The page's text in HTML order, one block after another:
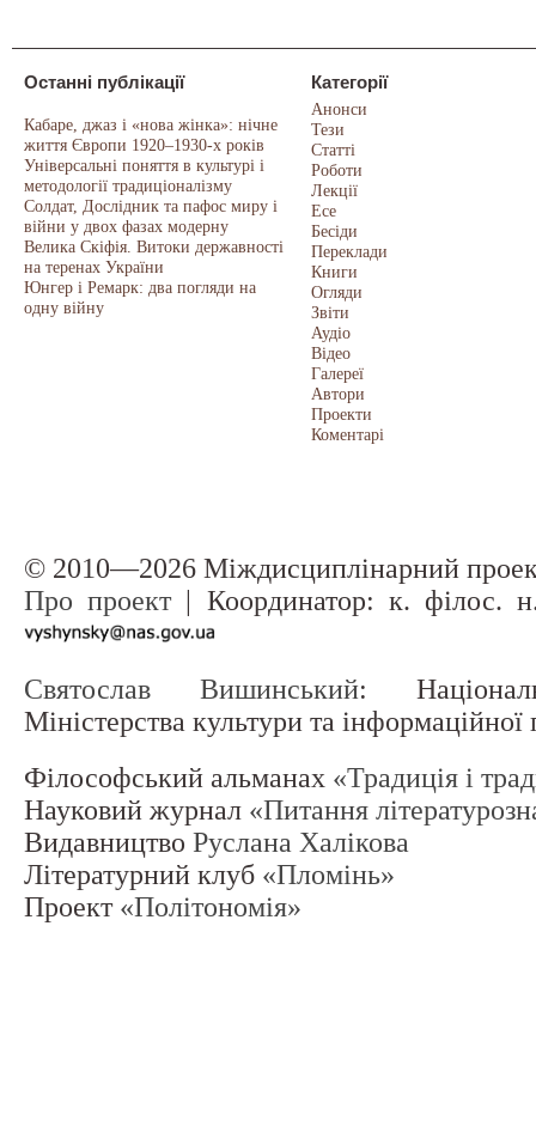
Останні публікації
Кабаре, джаз і «нова жінка»: нічне
життя Європи 1920–1930-х років
Універсальні поняття в культурі і
методології традиціоналізму
Солдат, Дослідник та пафос миру і
війни у двох фазах модерну
Велика Скіфія. Витоки державності
на теренах України
Юнгер і Ремарк: два погляди на
одну війну
Категорії
Анонси
Тези
Статті
Роботи
Лекції
Есе
Бесіди
Переклади
Книги
Огляди
Звіти
Аудіо
Відео
Галереї
Автори
Проекти
Коментарі
© 2010—2026 Міждисциплінарний
Про проект| Координатор: к. філос.
Святослав Вишинський:
Міністерства культури та
Філософський альманах «Традиція і
Науковий журнал «Питання
Видавництво Руслана Халікова
Літературний клуб «Пломінь»
Проект «Політономія»